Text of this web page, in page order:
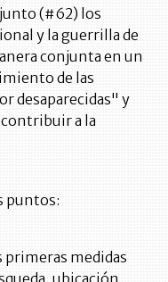
(#62) los
y la guerrilla de
conjunta en un
de las
desaparecidas" y
a la
puntos:
primeras medidas
ubicación,